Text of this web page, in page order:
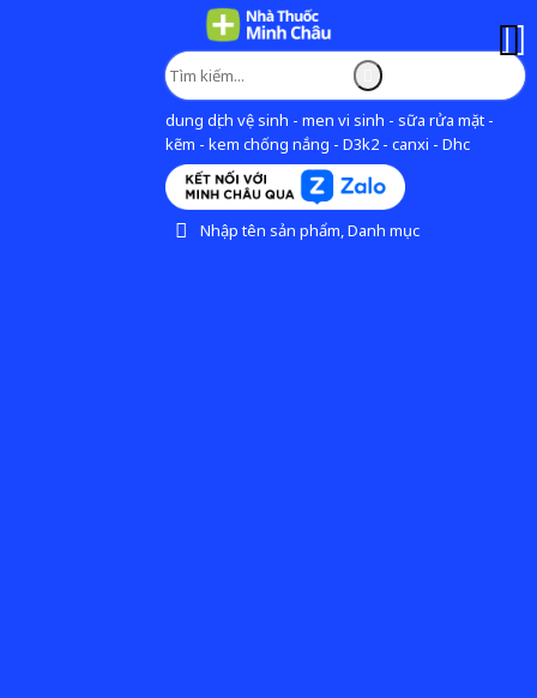
dung dịch vệ sinh - men vi sinh - sữa rửa mặt -
kẽm - kem chống nắng - D3k2 - canxi - Dhc
Nhập tên sản phẩm, Danh mục